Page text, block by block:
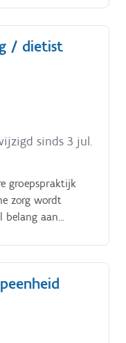
/ dietist
sinds 3 jul.
groepspraktijk
zorg wordt
belang aan
klachten,
andere
waarin cliënten